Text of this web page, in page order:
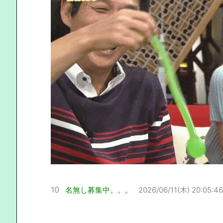
10 名無し募集中。。。 2026/06/11(木)